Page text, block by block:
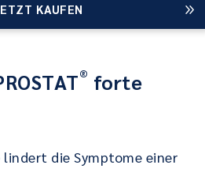
KAUFEN
® forte
die Symptome einer